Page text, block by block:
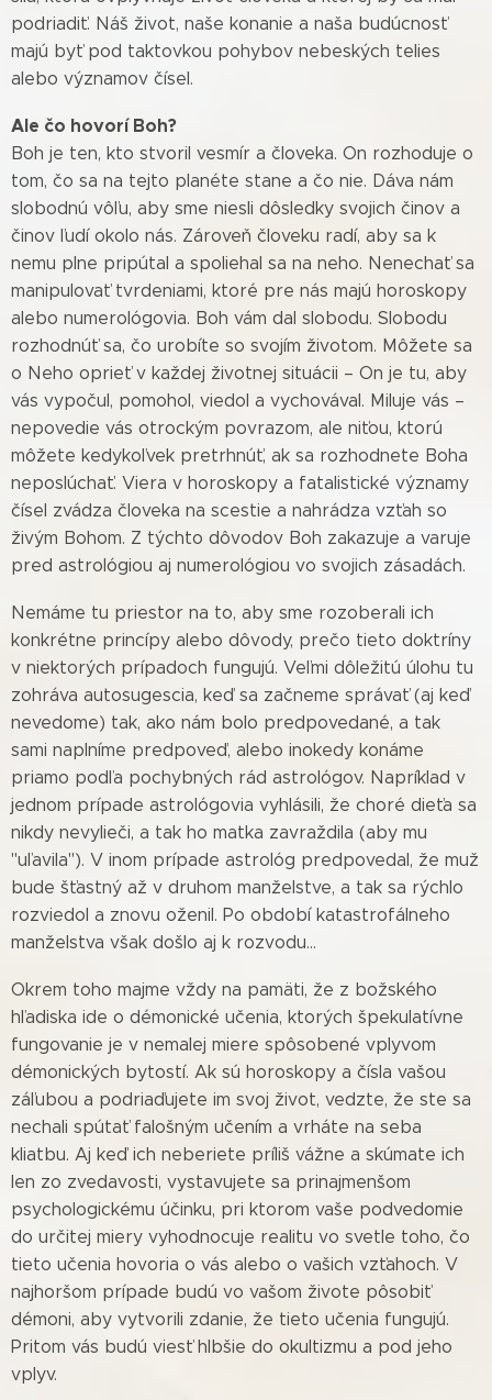
podriadiť. Náš život, naše konanie a naša budúcnosť
majú byť pod taktovkou pohybov nebeských telies
alebo významov čísel.
Ale čo hovorí Boh?
Boh je ten, kto stvoril vesmír a človeka. On rozhoduje o
tom, čo sa na tejto planéte stane a čo nie. Dáva nám
slobodnú vôľu, aby sme niesli dôsledky svojich činov a
činov ľudí okolo nás. Zároveň človeku radí, aby sa k
nemu plne pripútal a spoliehal sa na neho. Nenechať sa
manipulovať tvrdeniami, ktoré pre nás majú horoskopy
alebo numerológovia. Boh vám dal slobodu. Slobodu
rozhodnúť sa, čo urobíte so svojím životom. Môžete sa
o Neho oprieť v každej životnej situácii – On je tu, aby
vás vypočul, pomohol, viedol a vychovával. Miluje vás –
nepovedie vás otrockým povrazom, ale niťou, ktorú
môžete kedykoľvek pretrhnúť, ak sa rozhodnete Boha
neposlúchať. Viera v horoskopy a fatalistické významy
čísel zvádza človeka na scestie a nahrádza vzťah so
živým Bohom. Z týchto dôvodov Boh zakazuje a varuje
pred astrológiou aj numerológiou vo svojich zásadách.
Nemáme tu priestor na to, aby sme rozoberali ich
konkrétne princípy alebo dôvody, prečo tieto doktríny
v niektorých prípadoch fungujú. Veľmi dôležitú úlohu tu
zohráva autosugescia, keď sa začneme správať (aj keď
nevedome) tak, ako nám bolo predpovedané, a tak
sami naplníme predpoveď, alebo inokedy konáme
priamo podľa pochybných rád astrológov. Napríklad v
jednom prípade astrológovia vyhlásili, že choré dieťa sa
nikdy nevylieči, a tak ho matka zavraždila (aby mu
"uľavila"). V inom prípade astrológ predpovedal, že muž
bude šťastný až v druhom manželstve, a tak sa rýchlo
rozviedol a znovu oženil. Po období katastrofálneho
manželstva však došlo aj k rozvodu…
Okrem toho majme vždy na pamäti, že z božského
hľadiska ide o démonické učenia, ktorých špekulatívne
fungovanie je v nemalej miere spôsobené vplyvom
démonických bytostí. Ak sú horoskopy a čísla vašou
záľubou a podriaďujete im svoj život, vedzte, že ste sa
nechali spútať falošným učením a vrháte na seba
kliatbu. Aj keď ich neberiete príliš vážne a skúmate ich
len zo zvedavosti, vystavujete sa prinajmenšom
psychologickému účinku, pri ktorom vaše podvedomie
do určitej miery vyhodnocuje realitu vo svetle toho, čo
tieto učenia hovoria o vás alebo o vašich vzťahoch. V
najhoršom prípade budú vo vašom živote pôsobiť
démoni, aby vytvorili zdanie, že tieto učenia fungujú.
Pritom vás budú viesť hlbšie do okultizmu a pod jeho
vplyv.